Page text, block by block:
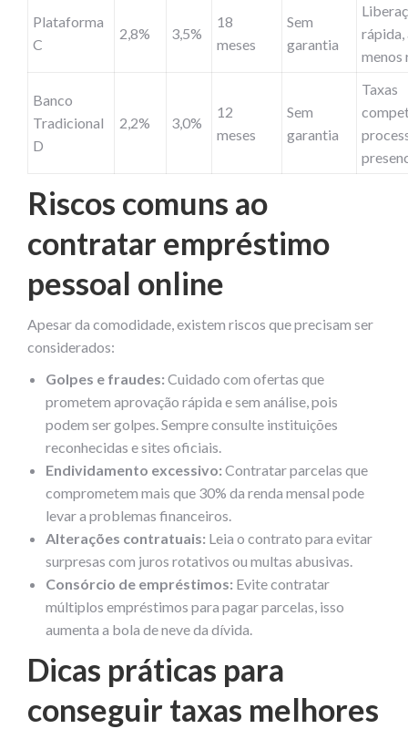
Plataforma
C
2,8% 3,5%
18
meses
Sem
garantia
rápida,
menos
Banco
Tradicional
D
2,2% 3,0%
12
meses
Sem
garantia
Taxas
Riscos comuns ao
contratar empréstimo
pessoal online
Apesar da comodidade, existem riscos que precisam ser
considerados:
Golpes e fraudes: Cuidado com ofertas que
prometem aprovação rápida e sem análise, pois
podem ser golpes. Sempre consulte instituições
reconhecidas e sites oficiais.
Endividamento excessivo: Contratar parcelas que
comprometem mais que 30% da renda mensal pode
levar a problemas financeiros.
Alterações contratuais: Leia o contrato para evitar
surpresas com juros rotativos ou multas abusivas.
Consórcio de empréstimos: Evite contratar
múltiplos empréstimos para pagar parcelas, isso
aumenta a bola de neve da dívida.
Dicas práticas para
conseguir taxas melhores